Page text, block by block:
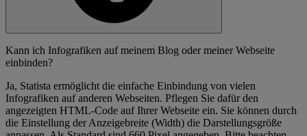
Kann ich Infografiken auf meinem Blog oder meiner Webseite
einbinden?
Ja, Statista ermöglicht die einfache Einbindung von vielen
Infografiken auf anderen Webseiten. Pflegen Sie dafür den
angezeigten HTML-Code auf Ihrer Webseite ein. Sie können durch
die Einstellung der Anzeigebreite (Width) die Darstellungsgröße